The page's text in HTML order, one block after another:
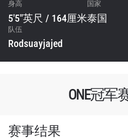
身高
5'5"英尺 / 164厘米
国家
泰国
队伍
Rodsuayjajed
ONE冠军
赛事结果